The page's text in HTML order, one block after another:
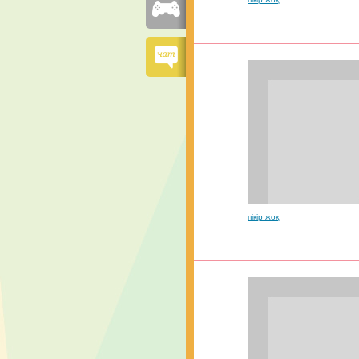
пікір жоқ